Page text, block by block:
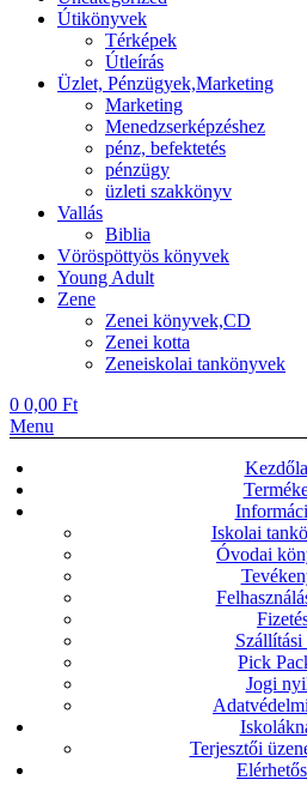
Útikönyvek
Térképek
Útleírás
Üzlet, Pénzügyek,Marketing
Marketing
Menedzserképzéshez
pénz, befektetés
pénzügy
üzleti szakkönyv
Vallás
Biblia
Vöröspöttyös könyvek
Young Adult
Zene
Zenei könyvek,CD
Zenei kotta
Zeneiskolai tankönyvek
0 0,00 Ft
Menu
Iskolai
Óvodai
Pick
Jogi
Terjesztői